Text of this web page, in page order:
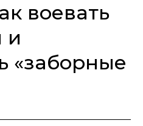
воевать
и
«заборные